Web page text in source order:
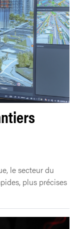
plus précises
de cookies.Voir